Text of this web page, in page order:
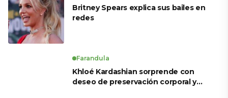
Britney Spears explica sus bailes en
redes
Farandula
Khloé Kardashian sorprende con
deseo de preservación corporal y